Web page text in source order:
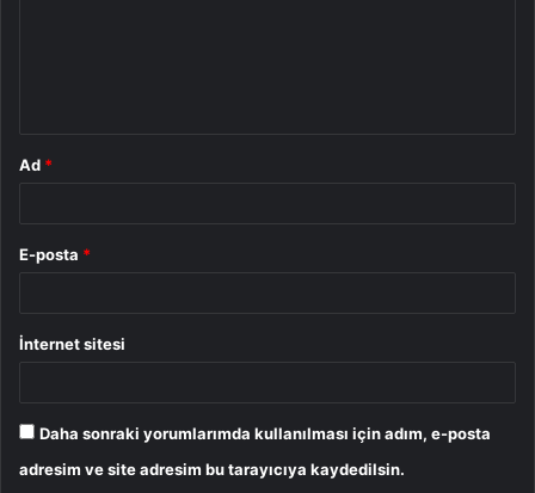
Ad *
E-posta *
İnternet sitesi
Daha sonraki yorumlarımda kullanılması için adım, e-posta
adresim ve site adresim bu tarayıcıya kaydedilsin.